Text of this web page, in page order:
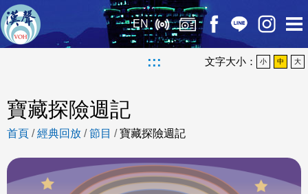
EN
::: 文字大小： 小 中 大
寶藏探險週記
首頁 /經典回放 /節目 /寶藏探險週記